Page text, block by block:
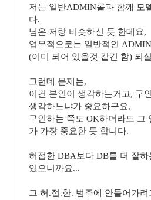
저는 일반ADMIN롤과 함께 모
다.
님은 저랑 비슷하신 듯 한데요,
업무적으로는 일반적인
(이미 되어 있을것 같긴 함) 되
그런데 문제는,
이건 본인이 생각하는거고, 구
생각하느냐가 중요하구요,
구인하는 쪽도 OK하더라도 그
가 가장 중요한 듯 합니다.
허접한 DBA보다 DB를 더 잘
있으니까요...
그 허.접.한. 범주에 안들어가